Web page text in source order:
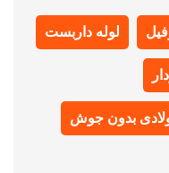
لوله داربست
بدون جوش